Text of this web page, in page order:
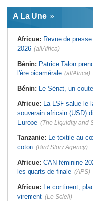
Afrique:Le continent, plaque
tournante des faux ordres de
virement
Mali:Achat d'un avion
condamnation de l'ex-ministre de
l'Économie
France la restitution du crâne de
Bokar Biro et de trois de ses
proches
premier président
l'environnement - La Roots Wild
Foundation distinguée au Grand
Nelson Mandela
A La Une
Afrique: Revue de
2026 (allAfrica)
Bénin: Patrice Talon
l'ère bicamérale (allAfrica)
Bénin: Le Sénat, un
Afrique: La LSF salue le
souverain africain (USD)
Europe (The Liquidity and
Tanzanie: Le textile au
coton (Bird Story Agency)
Afrique: CAN féminine
les quarts de finale (APS)
Afrique: Le continent,
virement (Le Soleil)